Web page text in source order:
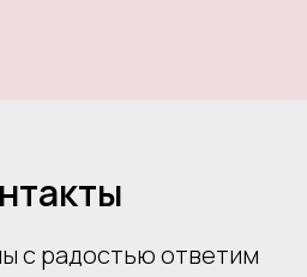
с радостью ответим